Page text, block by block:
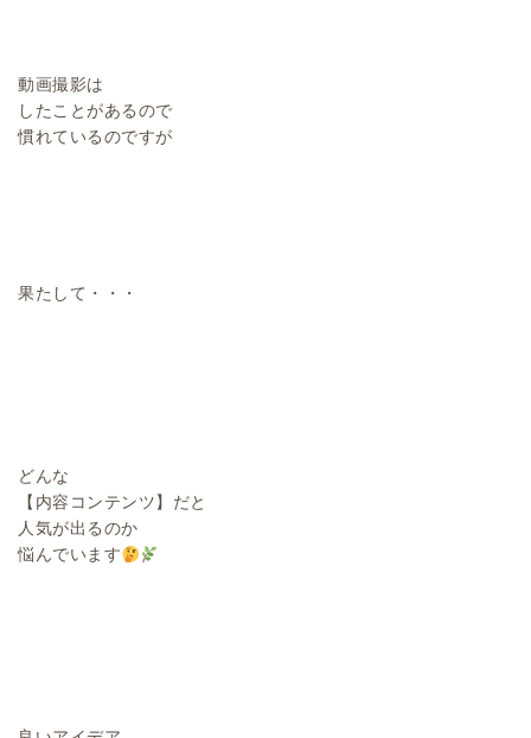
動画撮影は
したことがあるので
慣れているのですが
果たして・・・
どんな
【内容コンテンツ】だと
人気が出るのか
悩んでいます